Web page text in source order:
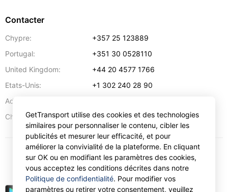
Contacter
Chypre:
+357 25 123889
Portugal:
+351 30 0528110
United Kingdom:
+44 20 4577 1766
Etats-Unis:
+1 302 240 28 90
Adresse:
Chypre:
57 Spyrou Kyprianou,Larnaca 6051
EUR
GetTransport utilise des cookies et des technologies
similaires pour personnaliser le contenu, cibler les
publicités et mesurer leur efficacité, et pour
améliorer la convivialité de la plateforme. En cliquant
sur OK ou en modifiant les paramètres des cookies,
vous acceptez les conditions décrites dans notre
Politique de confidentialité. Pour modifier vos
paramètres ou retirer votre consentement, veuillez